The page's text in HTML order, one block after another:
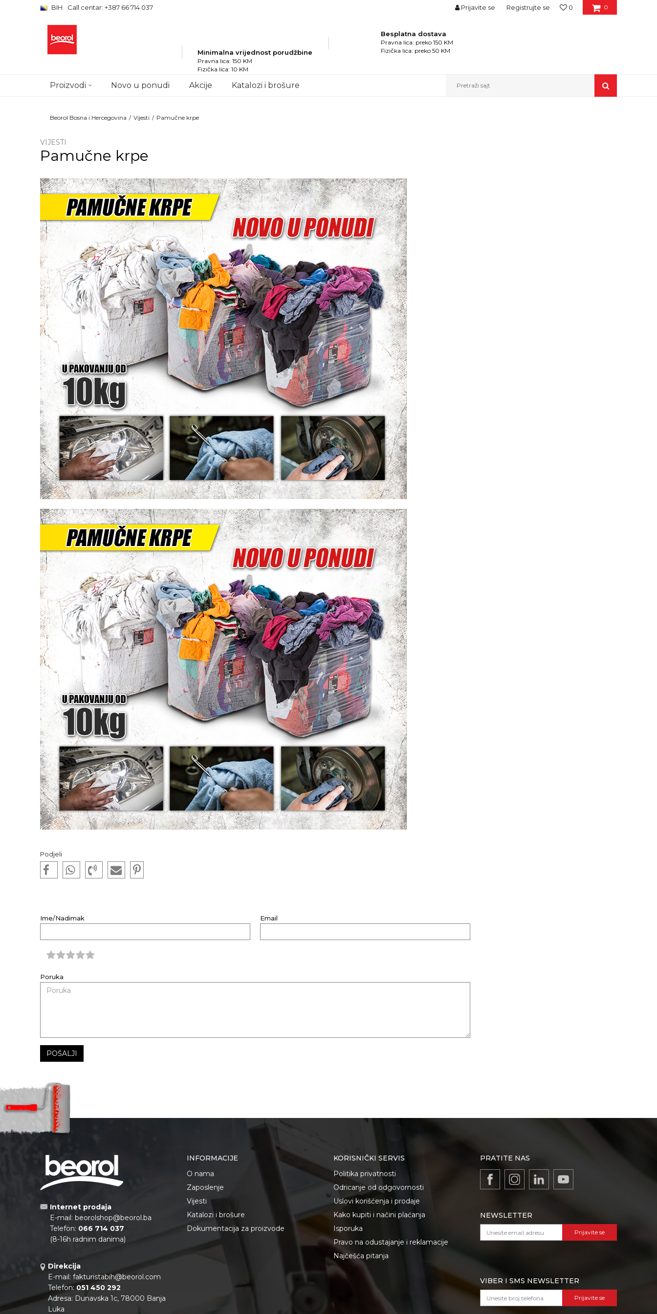
BIH Call centar: +387 66 714 037 0
0
Prijavite se Registrujte se
Minimalna vrijednost porudžbine
Pravna lica: 150 KM
Fizička lica: 10 KM
Besplatna dostava
Pravna lica: preko 150 KM
Fizička lica: preko 50 KM
Proizvodi Novo u ponudi Akcije Katalozi i brošure Pretraži sajt
Beorol Bosna i Hercegovina Vijesti Pamučne krpe
VIJESTI
Pamučne krpe
Podjeli
Ime/Nadimak Email
Poruka
POŠALJI
Internet prodaja
E-mail: beorolshop@beorol.ba
Telefon: 066 714 037
(8-16h radnim danima)
Direkcija
E-mail: fakturistabih@beorol.com
Telefon: 051 450 292
Adresa: Dunavska 1c, 78000 Banja
Luka
INFORMACIJE
O nama
Zaposlenje
Vijesti
Katalozi i brošure
Dokumentacija za proizvode
KORISNIČKI SERVIS
Politika privatnosti
Odricanje od odgovornosti
Uslovi korišćenja i prodaje
Kako kupiti i načini plaćanja
Isporuka
Pravo na odustajanje i reklamacije
Najčešća pitanja
PRATITE NAS
NEWSLETTER
Prijavite se
VIBER I SMS NEWSLETTER
Prijavite se